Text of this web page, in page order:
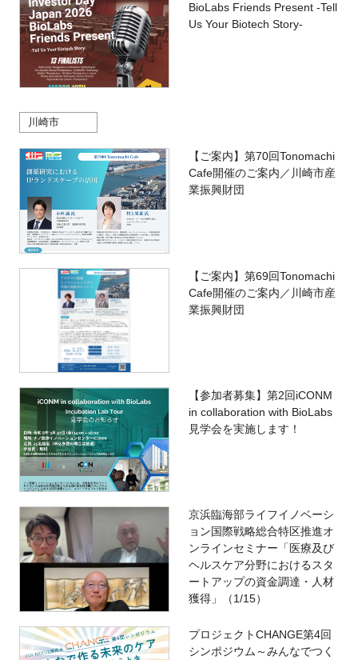
BioLabs Friends Present -Tell
Us Your Biotech Story-
川崎市
【ご案内】第70回Tonomachi
Cafe開催のご案内／川崎市産
業振興財団
【ご案内】第69回Tonomachi
Cafe開催のご案内／川崎市産
業振興財団
【参加者募集】第2回iCONM
in collaboration with BioLabs
見学会を実施します！
京浜臨海部ライフイノベーシ
ョン国際戦略総合特区推進オ
ンラインセミナー「医療及び
ヘルスケア分野におけるスタ
ートアップの資金調達・人材
獲得」（1/15）
プロジェクトCHANGE第4回
シンポジウム～みんなでつく